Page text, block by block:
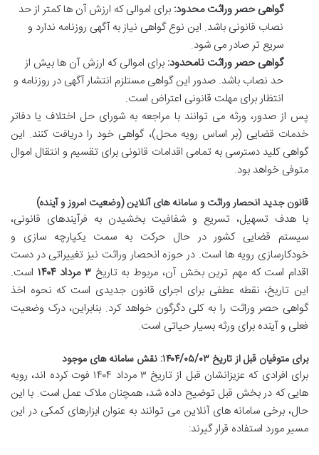
گواهی حصر وراثت محدود: برای اموالی که ارزش آن ها کمتر از حد
نصاب قانونی باشد. این نوع گواهی نیاز به آگهی روزنامه ندارد و
سریع تر صادر می شود.
گواهی حصر وراثت نامحدود: برای اموالی که ارزش آن ها بیش از
حد نصاب باشد. صدور این گواهی مستلزم انتشار آگهی در روزنامه و
انتظار برای مهلت قانونی اعتراض است.
پس از صدور، ورثه می توانند با مراجعه به شورای حل اختلاف یا دفاتر
خدمات قضایی (بر اساس رویه محل)، گواهی خود را دریافت کنند. این
گواهی کلید دسترسی به تمامی اقدامات قانونی برای تقسیم و انتقال اموال
متوفی خواهد بود.
قانون جدید انحصار وراثت و سامانه های آنلاین (وضعیت امروز و آینده)
با هدف تسهیل، تسریع و شفافیت بخشیدن به فرآیندهای قانونی،
سیستم قضایی کشور در حال حرکت به سمت یکپارچه سازی و
خودکارسازی رویه ها است. در حوزه انحصار وراثت نیز تغییراتی در دست
اقدام است که مهم ترین بخش آن، مربوط به تاریخ ۳ مرداد ۱۴۰۴
است.
این تاریخ، نقطه عطفی برای اجرای قانون جدیدی است که نحوه اخذ
گواهی حصر وراثت را به کلی دگرگون خواهد کرد. بنابراین، درک وضعیت
فعلی و آینده برای ورثه بسیار حیاتی است.
برای متوفیان قبل از تاریخ ۱۴۰۴/۰۵/۰۳: نقش سامانه های موجود
برای افرادی که عزیزانشان قبل از تاریخ ۳ مرداد ۱۴۰۴ فوت کرده اند، رویه
هایی که در بخش قبل توضیح داده شد، همچنان ملاک عمل است. با این
حال، برخی سامانه های آنلاین می توانند به عنوان ابزارهای کمکی در این
مسیر مورد استفاده قرار گیرند: